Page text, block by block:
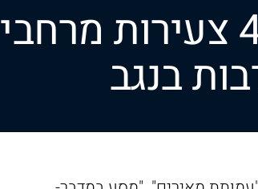
"עמותת מאירים" אירחה 40 צעירות מרחבי
בנגב